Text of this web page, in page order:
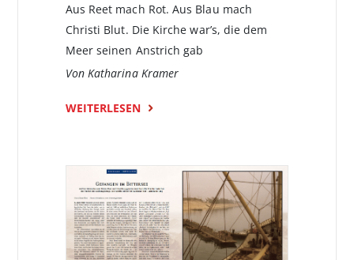
Aus Reet mach Rot. Aus Blau mach
Christi Blut. Die Kirche war’s, die dem
Meer seinen Anstrich gab
Von Katharina Kramer
WEITERLESEN